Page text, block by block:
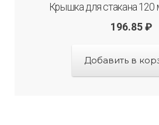
Крышка для стакана
196.85 ₽
Добавить в